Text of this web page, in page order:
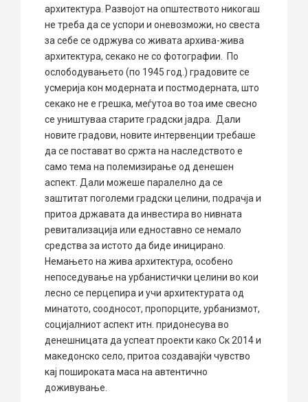
архитектура. Развојот на општеството никогаш
не треба да се успори и оневозможи, но свеста
за себе се одржува со живата архива-жива
архитектура, секако не со фотографии. По
ослободувањето (по 1945 год.) градовите се
усмерија кон модерната и постмодерната, што
секако не е грешка, меѓутоа во тоа име свесно
се уништуваа старите градски јадра. Дали
новите градови, новите интервенции требаше
да се постават во сржта на наследството е
само тема на полемизирање од денешен
аспект. Дали можеше паралелно да се
заштитат поголеми градски целини, подрачја и
притоа државата да инвестира во нивната
ревитализација или едноставно се немало
средства за истото да биде иницирано.
Немањето на жива архитектура, особено
непоседување на урбанистички целини во кои
лесно се перцепира и учи архитектурата од
минатото, соодносот, пропорците, урбанизмот,
социјалниот аспект итн. придонесува во
денешницата да успеат проекти како Ск 2014 и
македонско село, притоа создавајќи чувство
кај пошироката маса на автентично
доживување.